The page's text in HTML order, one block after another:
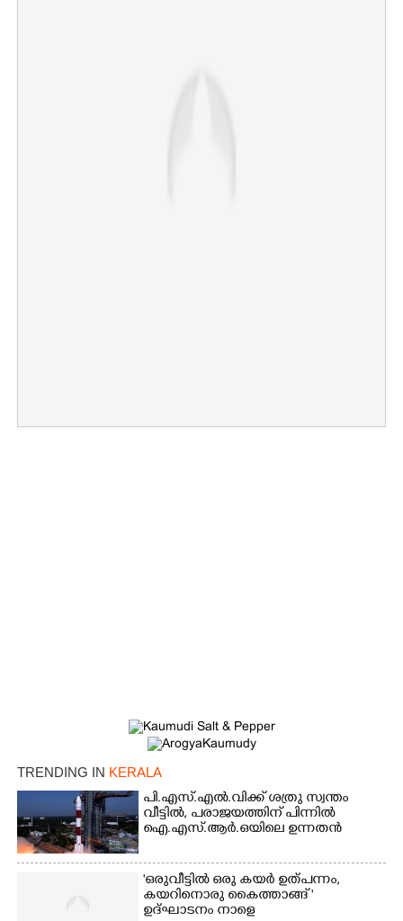
TRENDING IN KERALA
പി.എസ്.എൽ.വിക്ക് ശത്രു സ്വന്തം
വീട്ടിൽ,​ പരാജയത്തിന് പിന്നിൽ
ഐ.എസ്.ആർ.ഒയിലെ ഉന്നതൻ
'ഒരുവീട്ടിൽ ഒരു കയർ ഉത്പന്നം,
കയറിനൊരു കൈത്താങ്ങ് '
ഉദ്ഘാടനം നാളെ
Share this link
Copy Link